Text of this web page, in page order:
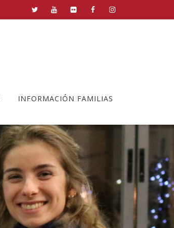
INFORMACIÓN FAMILIAS